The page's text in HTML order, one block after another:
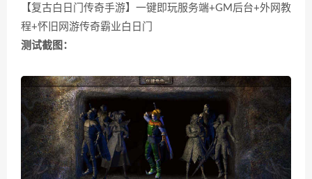
【复古白日门传奇手游】一键即玩服务端+GM后台+外网教
程+怀旧网游传奇霸业白日门
测试截图：